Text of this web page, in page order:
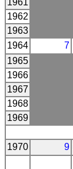
1962
1963
1964
7
1965
1966
1967
1968
1969
1970
9